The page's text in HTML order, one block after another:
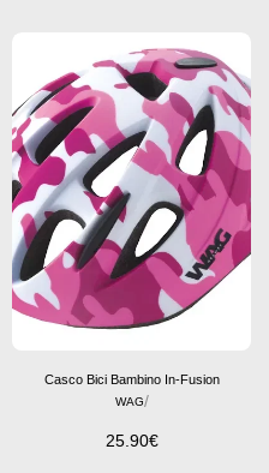
Casco Bici Bambino In-Fusion
WAG/
25.90€